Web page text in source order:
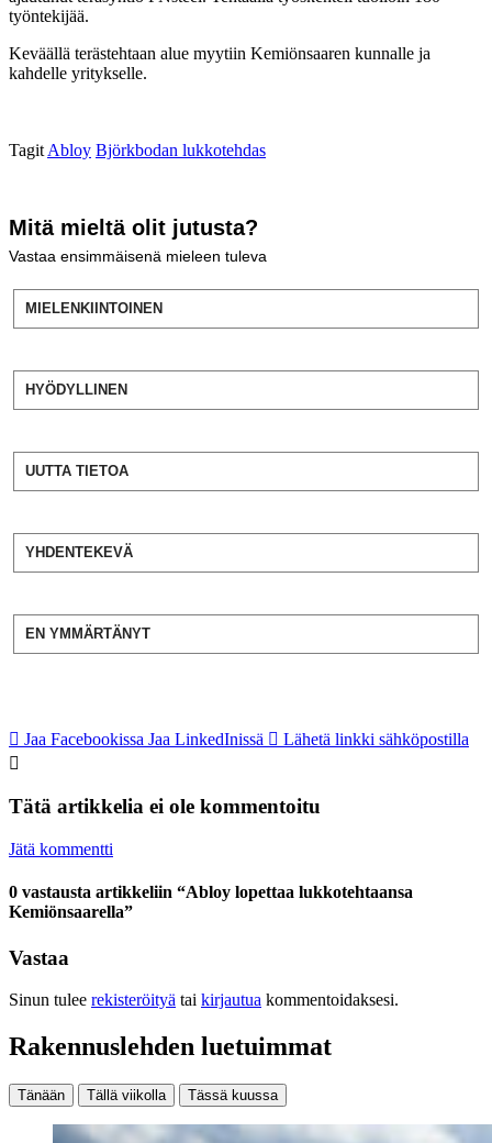
työntekijää.
Keväällä terästehtaan alue myytiin Kemiönsaaren kunnalle ja
kahdelle yritykselle.
Tagit Abloy Björkbodan lukkotehdas
Mitä mieltä olit jutusta?
Vastaa ensimmäisenä mieleen tuleva
MIELENKIINTOINEN
HYÖDYLLINEN
UUTTA TIETOA
YHDENTEKEVÄ
EN YMMÄRTÄNYT
Jaa Facebookissa Jaa LinkedInissä Lähetä linkki sähköpostilla
Tätä artikkelia ei ole kommentoitu
Jätä kommentti
0 vastausta artikkeliin “Abloy lopettaa lukkotehtaansa
Kemiönsaarella”
Vastaa
Sinun tulee rekisteröityä tai kirjautua kommentoidaksesi.
Rakennuslehden luetuimmat
Tänään Tällä viikolla Tässä kuussa